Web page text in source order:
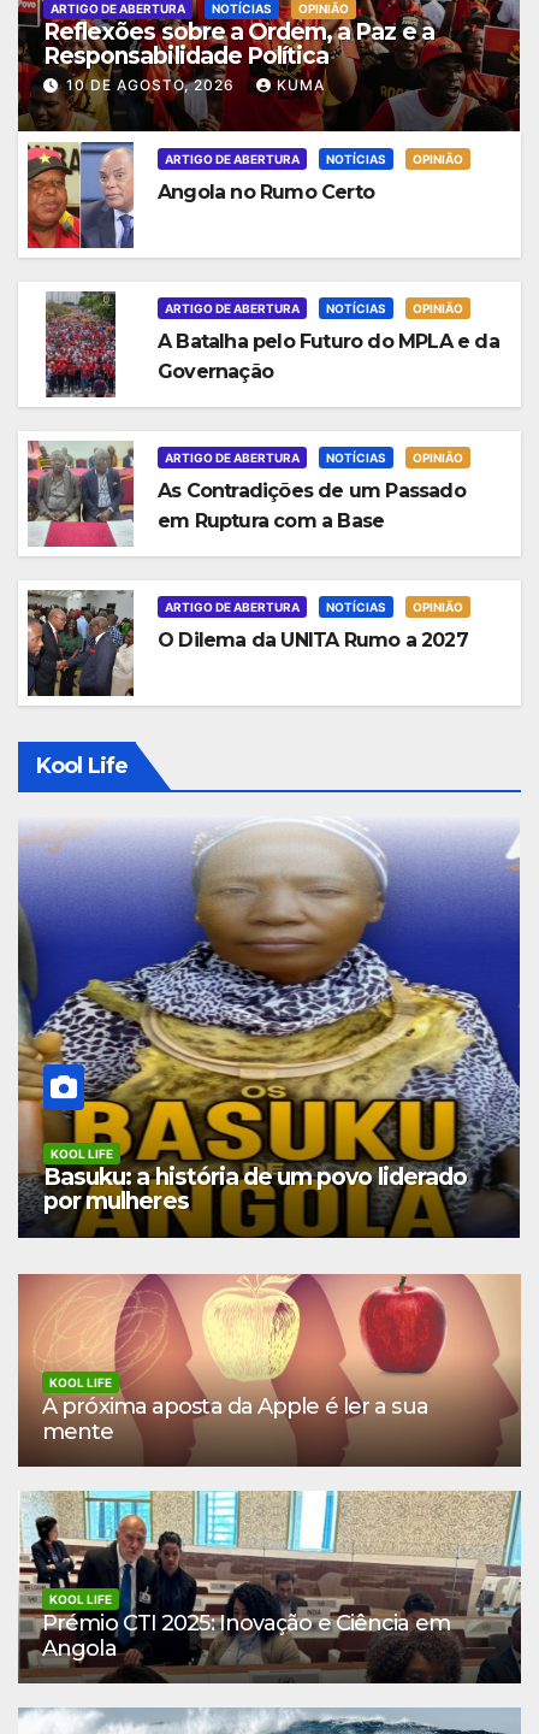
ARTIGO DE ABERTURA NOTÍCIAS OPINIÃO
Reflexões sobre a Ordem, a Paz e a
Responsabilidade Política
10 DE AGOSTO, 2026 KUMA
ARTIGO DE ABERTURA NOTÍCIAS OPINIÃO
Angola no Rumo Certo
ARTIGO DE ABERTURA NOTÍCIAS OPINIÃO
A Batalha pelo Futuro do MPLA e da
Governação
ARTIGO DE ABERTURA NOTÍCIAS OPINIÃO
As Contradições de um Passado
em Ruptura com a Base
ARTIGO DE ABERTURA NOTÍCIAS OPINIÃO
O Dilema da UNITA Rumo a 2027
Kool Life
KOOL LIFE
Basuku: a história de um povo liderado
por mulheres
KOOL LIFE
A próxima aposta da Apple é ler a sua
mente
KOOL LIFE
Prémio CTI 2025: Inovação e Ciência em
Angola